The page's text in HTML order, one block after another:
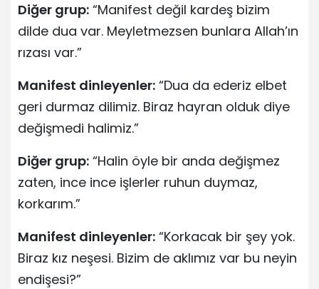
Diğer grup: “Manifest değil kardeş bizim
dilde dua var. Meyletmezsen bunlara Allah’ın
rızası var.”
Manifest dinleyenler: “Dua da ederiz elbet
geri durmaz dilimiz. Biraz hayran olduk diye
değişmedi halimiz.”
Diğer grup: “Halin öyle bir anda değişmez
zaten, ince ince işlerler ruhun duymaz,
korkarım.”
Manifest dinleyenler: “Korkacak bir şey yok.
Biraz kız neşesi. Bizim de aklımız var bu neyin
endişesi?”